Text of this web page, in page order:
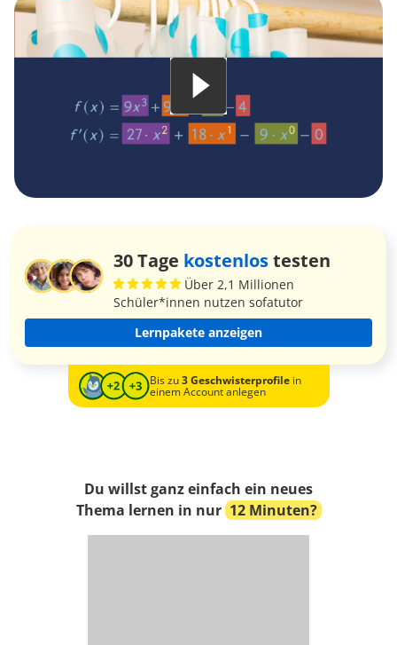
30 Tage kostenlostesten
Über 2,1 Millionen
Schüler*innen nutzen sofatutor
Lernpakete anzeigen
Bis zu3 Geschwisterprofilein
einem Account anlegen
Du willst ganz einfach ein neues
Thema lernen in nur 12 Minuten?